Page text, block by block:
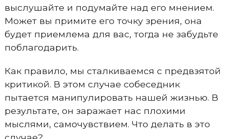
выслушайте и подумайте над его мнением.
Может вы примите его точку зрения, она
будет приемлема для вас, тогда не забудьте
поблагодарить.
Как правило, мы сталкиваемся с предвзятой
критикой. В этом случае собеседник
пытается манипулировать нашей жизнью. В
результате, он заражает нас плохими
мыслями, самочувствием. Что делать в это